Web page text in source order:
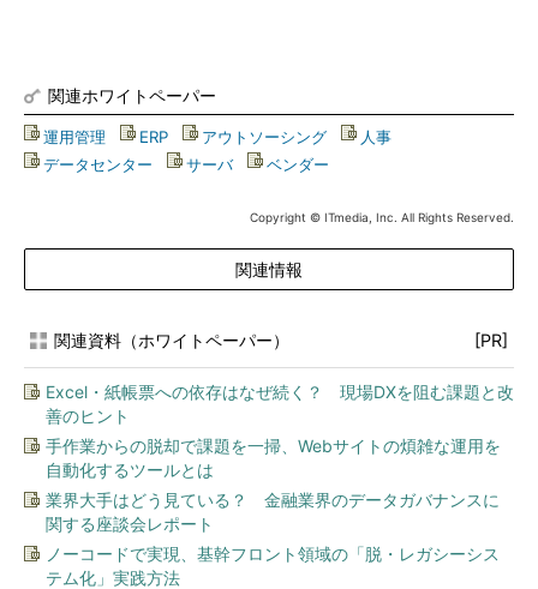
関連ホワイトペーパー
運用管理 ERP アウトソーシング 人事
データセンター
サーバ| ベンダー
Copyright © ITmedia, Inc. All Rights Reserved.
関連情報
関連資料（ホワイトペーパー） [PR]
Excel・紙帳票への依存はなぜ続く？ 現場DXを阻む課題と改
善のヒント
手作業からの脱却で課題を一掃、Webサイトの煩雑な運用を
自動化するツールとは
業界大手はどう見ている？ 金融業界のデータガバナンスに
関する座談会レポート
ノーコードで実現、基幹フロント領域の「脱・レガシーシス
テム化」実践方法